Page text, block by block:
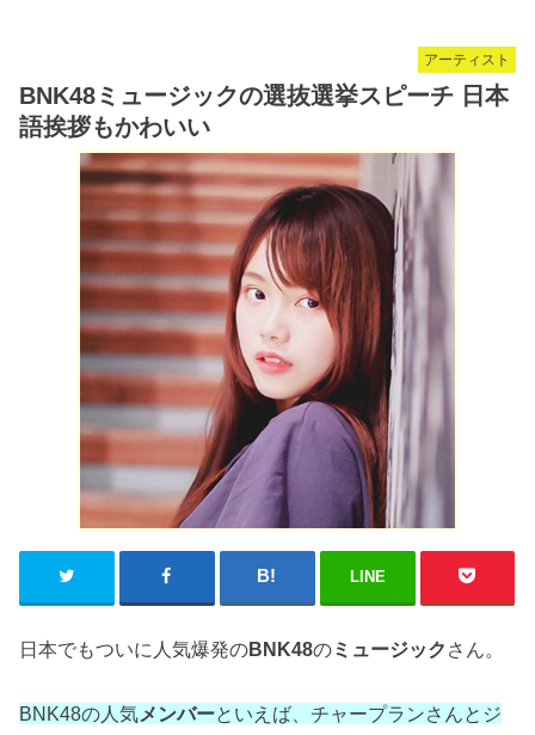
アーティスト
BNK48ミュージックの選抜選挙スピーチ 日本
語挨拶もかわいい
LINE
日本でもついに人気爆発のBNK48のミュージック さん。
BNK48の人気メンバーといえば、チャープランさんとジ